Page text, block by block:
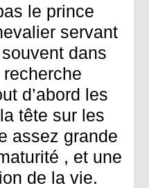
le prince
servant
dans
d’abord les
tête sur les
assez grande
, et une
de la vie.